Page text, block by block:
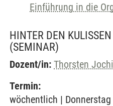
Einführung in die
HINTER DEN
(SEMINAR)
Dozent/in: Thorsten
Termin:
wöchentlich |